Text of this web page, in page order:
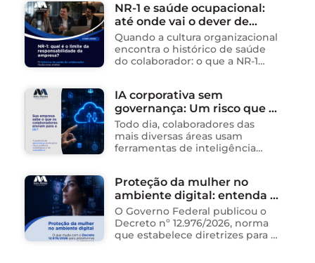
Sistema Integrado de
Segurança da Informação
(SISInfo), estabelecendo …
NR-1 e saúde ocupacional:
até onde vai o dever de
cuidado da empresa?
Quando a cultura organizacional
encontra o histórico de saúde
do colaborador: o que a NR-1
um dos ambientes mais
propícios para …
IA corporativa sem
governança: Um risco que já
está acontecendo
Todo dia, colaboradores das
mais diversas áreas usam
ferramentas de inteligência
dados, redigem e-mails, geram
relatórios. O problema não está
na ferramenta. Está …
Proteção da mulher no
ambiente digital: entenda o
novo Decreto nº 12.976/2026
O Governo Federal publicou o
Decreto nº 12.976/2026, norma
que estabelece diretrizes para a